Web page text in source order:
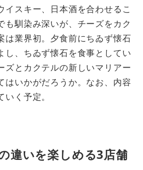
イスキー、日本酒を合わせるこ
も馴染み深いが、チーズをカク
は業界初。夕食前にちゐず懐石
し、ちゐず懐石を食事としてい
ズとカクテルの新しいマリアー
はいかがだろうか。なお、内容
く予定。
違いを楽しめる3店舗